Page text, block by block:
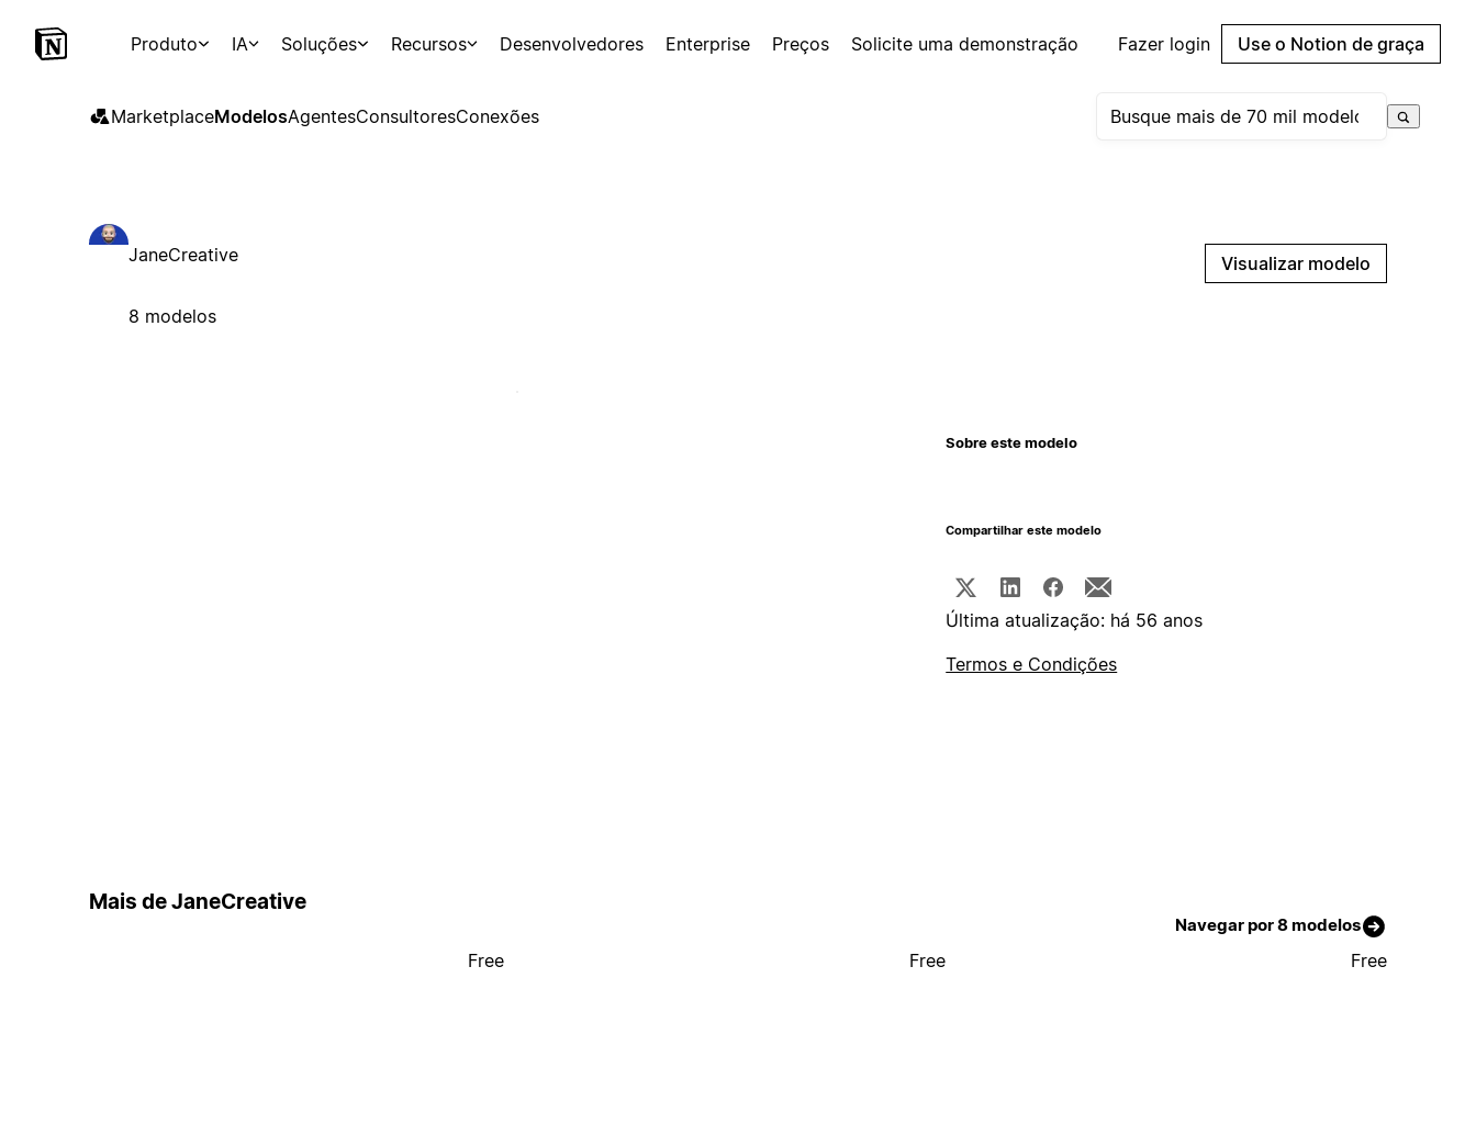
Produto IA Soluções Recursos Desenvolvedores Enterprise Preços Solicite uma demonstração Fazer login Use o Notion de graça
MarketplaceModelosAgentesConsultoresConexões
JaneCreative
8 modelos
Visualizar modelo
Sobre este modelo
Compartilhar este modelo
Última atualização: há 56 anos
Termos e Condições
Mais de JaneCreative
Navegar por 8 modelos
Free Free Free